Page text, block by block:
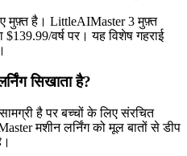
मुफ़्त है। LittleAIMaster 3 मुफ़्त
$139.99/वर्ष पर। यह विशेष गहराई
सिखाता है?
है पर बच्चों के लिए संरचित
मशीन लर्निंग को मूल बातों से डीप